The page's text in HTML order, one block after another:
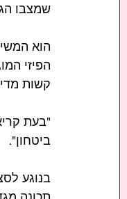
שמצבו
הוא
הפיזי
קשות
"בעת
בנוגע